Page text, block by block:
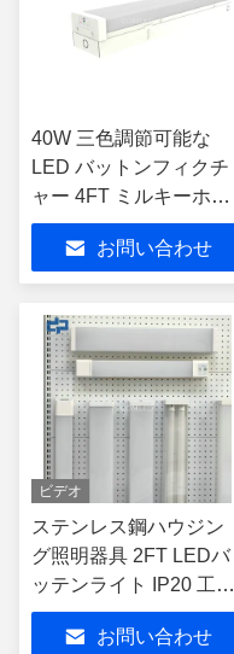
40W 三色調節可能な
LED バットンフィクチ
ャー 4FT ミルキーホワ
イトステンレス・ステ
ール・ハウジング
お問い合わせ
ビデオ
ステンレス鋼ハウジン
グ照明器具 2FT LEDバ
ッテンライト IP20 工業
用リニアバッテン
110LM/W - 140LM/W
お問い合わせ